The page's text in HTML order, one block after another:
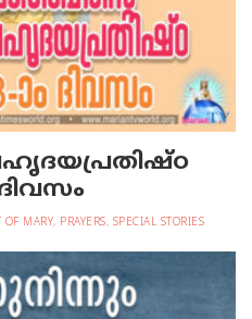
OF MARY, PRAYERS, SPECIAL STORIES